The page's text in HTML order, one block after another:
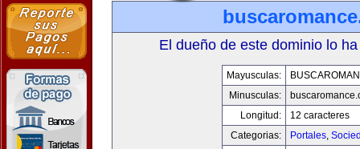
El dueño de este dominio lo
Mayusculas:
Minusculas:
Longitud:
12 caracteres
Categorias:
Portales,